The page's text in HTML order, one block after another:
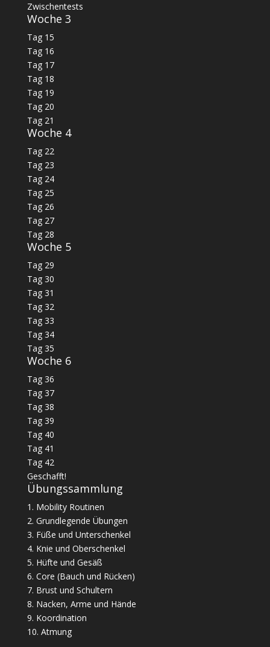
Zwischentests
Woche 3
Tag 15
Tag 16
Tag 17
Tag 18
Tag 19
Tag 20
Tag 21
Woche 4
Tag 22
Tag 23
Tag 24
Tag 25
Tag 26
Tag 27
Tag 28
Woche 5
Tag 29
Tag 30
Tag 31
Tag 32
Tag 33
Tag 34
Tag 35
Woche 6
Tag 36
Tag 37
Tag 38
Tag 39
Tag 40
Tag 41
Tag 42
Geschafft!
Übungssammlung
1. Mobility Routinen
2. Grundlegende Übungen
3. Füße und Unterschenkel
4. Knie und Oberschenkel
5. Hüfte und Gesäß
6. Core (Bauch und Rücken)
7. Brust und Schultern
8. Nacken, Arme und Hände
9. Koordination
10. Atmung